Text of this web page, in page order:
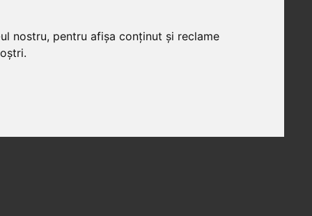
nostru, pentru afișa conținut și reclame